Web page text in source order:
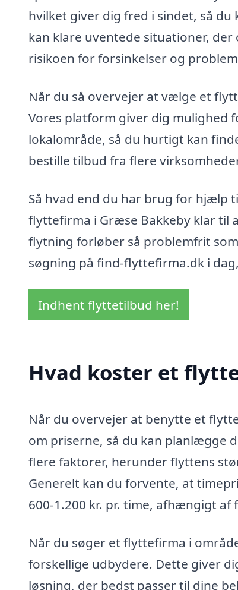
hvilket giver dig fred i sindet, så
kan klare uventede situationer,
risikoen for forsinkelser og
Når du så overvejer at vælge et
Vores platform giver dig mulighed
lokalområde, så du hurtigt kan
bestille tilbud fra flere
Så hvad end du har brug for hjælp
flyttefirma i Græse Bakkeby klar til
flytning forløber så problemfrit
søgning på find-flyttefirma.dk i
Indhent flyttetilbud her!
Hvad koster et
Når du overvejer at benytte et
om priserne, så du kan
flere faktorer, herunder flyttens
Generelt kan du forvente, at
600-1.200 kr. pr. time, afhængigt
Når du søger et flyttefirma i
forskellige udbydere. Dette giver
løsning, der bedst passer til dine